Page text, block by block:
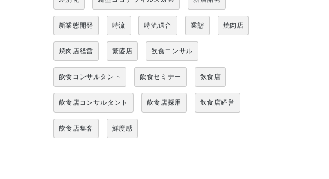
新業態開発 時流 時流適合 業態 焼肉店
焼肉店経営 繁盛店 飲食コンサル
飲食コンサルタント 飲食セミナー 飲食店
飲食店コンサルタント 飲食店採用 飲食店経営
飲食店集客 鮮度感